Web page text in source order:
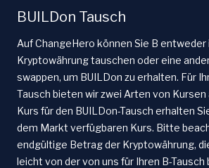
BUILDon Tausch
Auf ChangeHero können Sie B entweder
Kryptowährung tauschen oder eine
swappen, um BUILDon zu erhalten. Für
Tausch bieten wir zwei Arten von Kursen
Kurs für den BUILDon-Tausch erhalten
dem Markt verfügbaren Kurs. Bitte
endgültige Betrag der Kryptowährung,
leicht von der von uns für Ihren B-